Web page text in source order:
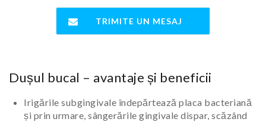
TRIMITE UN MESAJ
Dușul bucal – avantaje și beneficii
Irigările subgingivale îndepărtează placa bacteriană
și prin urmare, sângerările gingivale dispar, scăzând